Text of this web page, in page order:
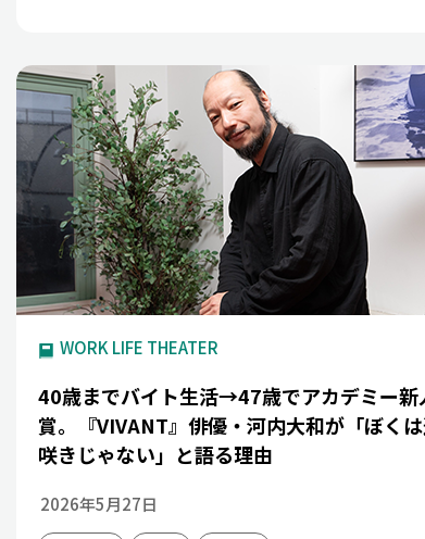
WORK LIFE THEATER
40歳までバイト生活→47歳でアカデミー新
賞。『VIVANT』俳優・河内大和が「ぼく
咲きじゃない」と語る理由
2026年5月27日